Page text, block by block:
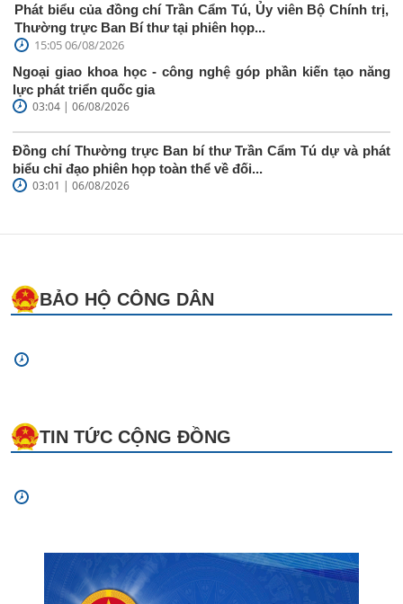
Phát biểu của đồng chí Trần Cẩm Tú, Ủy viên Bộ Chính trị,
Thường trực Ban Bí thư tại phiên họp...
15:05 06/08/2026
Ngoại giao khoa học - công nghệ góp phần kiến tạo năng
lực phát triển quốc gia
03:04 | 06/08/2026
Đồng chí Thường trực Ban bí thư Trần Cẩm Tú dự và phát
biểu chỉ đạo phiên họp toàn thể về đối...
03:01 | 06/08/2026
BẢO HỘ CÔNG DÂN
TIN TỨC CỘNG ĐỒNG